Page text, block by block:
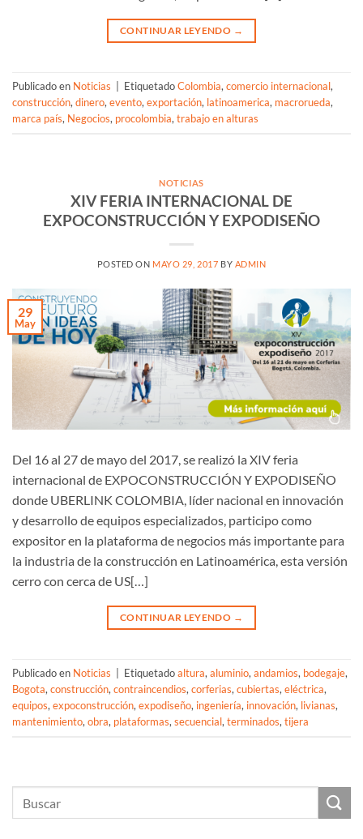
CONTINUAR LEYENDO →
Publicado en Noticias EtiquetadoColombia,comercio internacional,
construcción,dinero,evento,exportación, latinoamerica, macrorueda,
marca país, Negocios, procolombia,trabajo en alturas
NOTICIAS
XIV FERIA INTERNACIONAL DE
EXPOCONSTRUCCIÓN Y EXPODISEÑO
POSTED ON MAYO 29, 2017 BY ADMIN
29
May
Del 16 al 27 de mayo del 2017, se realizó la XIV feria
internacional de EXPOCONSTRUCCIÓN Y EXPODISEÑO
donde UBERLINK COLOMBIA, líder nacional en innovación
y desarrollo de equipos especializados, participo como
expositor en la plataforma de negocios más importante para
la industria de la construcción en Latinoamérica, esta versión
cerro con cerca de US[…]
CONTINUAR LEYENDO →
Publicado en Noticias Etiquetadoaltura,aluminio,andamios, bodegaje,
Bogota,construcción,contraincendios,corferias,cubiertas,eléctrica,
equipos,expoconstrucción,expodiseño, ingeniería, innovación, livianas,
mantenimiento,obra, plataformas,secuencial,terminados,tijera